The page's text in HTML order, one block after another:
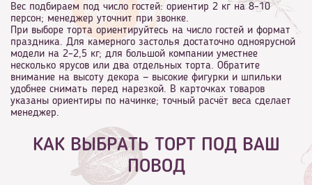
Вес подбираем под число гостей: ориентир 2 кг на 8–10
персон; менеджер уточнит при звонке.
При выборе торта ориентируйтесь на число гостей и формат
праздника. Для камерного застолья достаточно одноярусной
модели на 2–2,5 кг; для большой компании уместнее
несколько ярусов или два отдельных торта. Обратите
внимание на высоту декора — высокие фигурки и шпильки
удобнее снимать перед нарезкой. В карточках товаров
указаны ориентиры по начинке; точный расчёт веса сделает
менеджер.
КАК ВЫБРАТЬ ТОРТ ПОД ВАШ
ПОВОД